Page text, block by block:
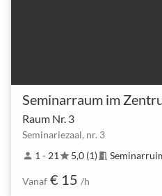
Raum Nr. 3
Seminariezaal, nr. 3
person 1 - 21star5,0 (1) meeting_room
Vanaf € 15 /h